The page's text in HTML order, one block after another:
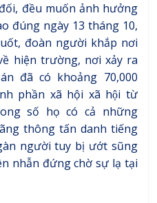
đều muốn ảnh hưởng
đúng ngày 13 tháng 10,
đoàn người khắp nơi
hiện trường, nơi xảy ra
đã có khoảng 70,000
phần xã hội xã hội từ
số họ có cả những
thông tấn danh tiếng
người tuy bị ướt sũng
nhẫn đứng chờ sự lạ tại